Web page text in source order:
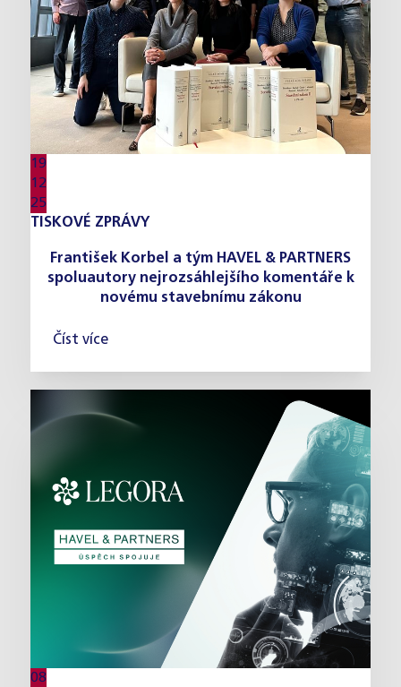
19
12
25
TISKOVÉ ZPRÁVY
František Korbel a tým HAVEL & PARTNERS
spoluautory nejrozsáhlejšího komentáře k
novému stavebnímu zákonu
Číst více
08